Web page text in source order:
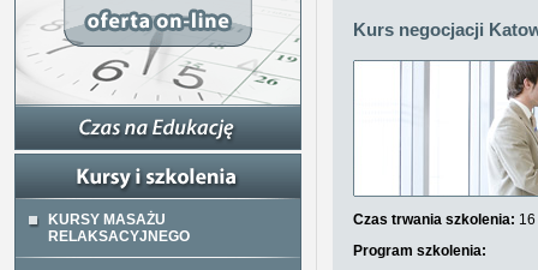
KURSY MASAŻU
RELAKSACYJNEGO
Kurs negocjacji
Czas trwania szkolenia:
Program szkolenia: